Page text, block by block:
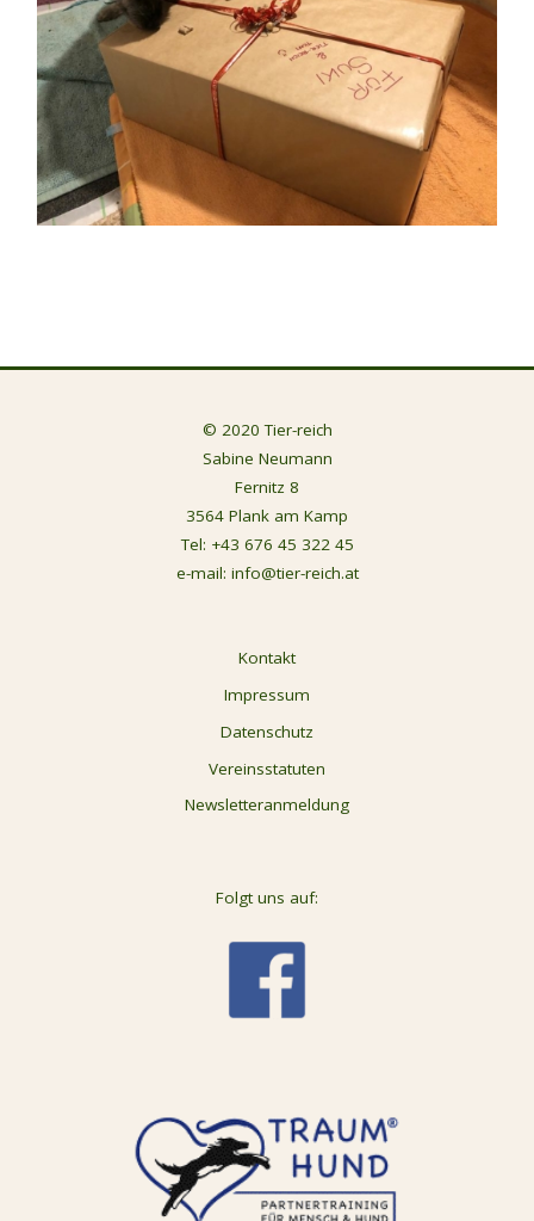
© 2020 Tier-reich
Sabine Neumann
Fernitz 8
3564 Plank am Kamp
Tel: +43 676 45 322 45
e-mail: info@tier-reich.at
Kontakt
Impressum
Datenschutz
Vereinsstatuten
Newsletteranmeldung
Folgt uns auf: